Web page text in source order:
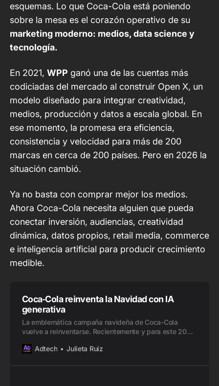
esquemas. Lo que Coca-Cola está poniendo
sobre la mesa es el corazón operativo de su
marketing moderno: medios, data science y
tecnología.
En 2021, WPP ganó una de las cuentas más
codiciadas del mercado al construir Open X, un
modelo diseñado para integrar creatividad,
medios, producción y datos a escala global. En
ese momento, la promesa era eficiencia,
consistencia y velocidad para más de 200
marcas en cerca de 200 países. Pero en 2026 la
situación cambió.
Ya no basta con comprar mejor los medios.
Ahora Coca-Cola necesita alguien que pueda
conectar inversión, audiencias, creatividad
dinámica, datos propios, retail media, commerce
e inteligencia artificial para producir crecimiento
medible.
Coca‑Cola reinventa la Navidad con IA
generativa
La emblemática campaña navideña de Coca-Cola
vuelve a reinventarse. Recientemente y para este 2025,
anuncio “Holidays Are Coming”, esta vez producida
generativa (IA). Luego de que en 2024 el experimento
Adtech Julieta Ruiz